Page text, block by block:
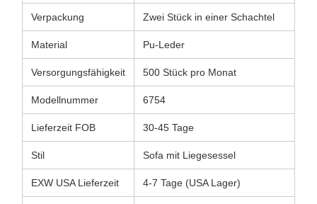
Verpackung Zwei Stück in einer Schachtel
Material Pu-Leder
Versorgungsfähigkeit 500 Stück pro Monat
Modellnummer 6754
Lieferzeit FOB 30-45 Tage
Stil Sofa mit Liegesessel
EXW USA Lieferzeit 4-7 Tage (USA Lager)